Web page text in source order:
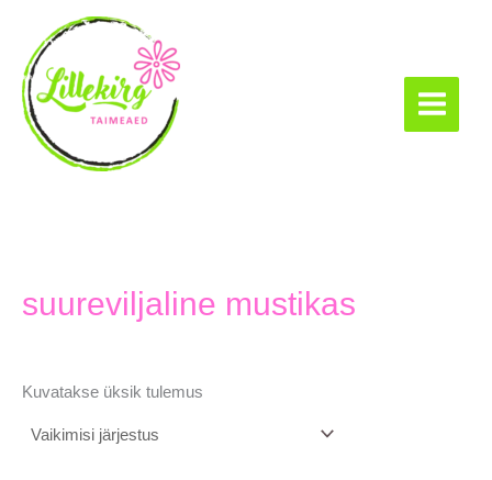
content
suureviljaline mustikas
Kuvatakse üksik tulemus